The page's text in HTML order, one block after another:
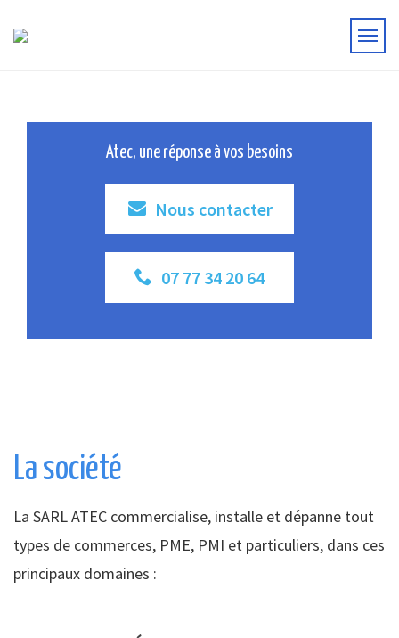
Atec, une réponse à vos besoins
Nous contacter
07 77 34 20 64
La société
La SARL ATEC commercialise, installe et dépanne tout
types de commerces, PME, PMI et particuliers, dans ces
principaux domaines :